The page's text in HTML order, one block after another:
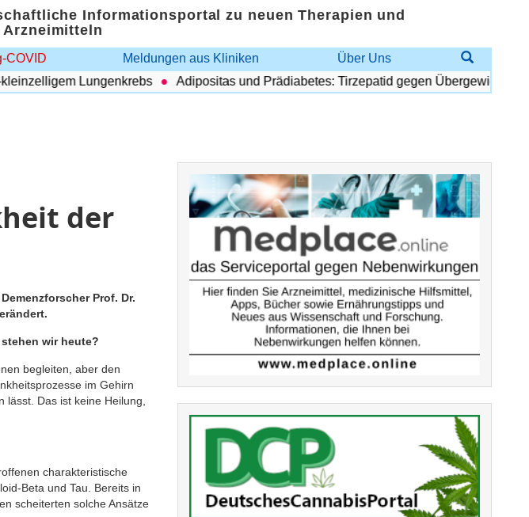
Informationsportal zu neuen Therapien und
COVID Meldungen aus Kliniken
Über Uns
Lungenkrebs Adipositas und Prädiabetes: Tirzepatid gegen Übergewicht und
der
Prof. Dr.
wir heute?
begleiten, aber den
im Gehirn
Das ist keine Heilung,
charakteristische
Beta und Tau. Bereits in
scheiterten solche Ansätze